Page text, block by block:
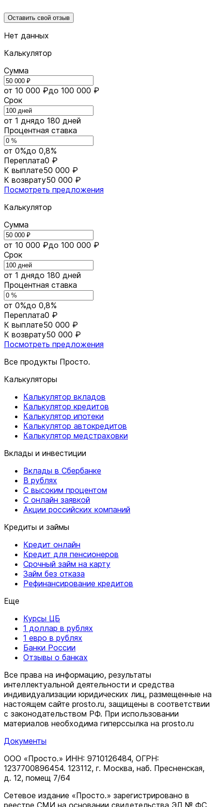
Оставить свой отзыв
Нет данных
Калькулятор
Сумма
от 10 000 ₽до 100 000 ₽
Срок
от 1 днядо 180 дней
Процентная ставка
от 0%до 0,8%
Переплата0 ₽
К выплате50 000 ₽
К возврату50 000 ₽
Посмотреть предложения
Калькулятор
Сумма
от 10 000 ₽до 100 000 ₽
Срок
от 1 днядо 180 дней
Процентная ставка
от 0%до 0,8%
Переплата0 ₽
К выплате50 000 ₽
К возврату50 000 ₽
Посмотреть предложения
Все продукты Просто.
Калькуляторы
Калькулятор вкладов
Калькулятор кредитов
Калькулятор ипотеки
Калькулятор автокредитов
Калькулятор медстраховки
Вклады и инвестиции
Вклады в Сбербанке
В рублях
С высоким процентом
С онлайн заявкой
Акции российских компаний
Кредиты и займы
Кредит онлайн
Кредит для пенсионеров
Срочный займ на карту
Займ без отказа
Рефинансирование кредитов
Еще
Курсы ЦБ
1 доллар в рублях
1 евро в рублях
Банки России
Отзывы о банках
Все права на информацию, результаты
интеллектуальной деятельности и средства
индивидуализации юридических лиц, размещенные на
настоящем сайте prosto.ru, защищены в соответствии
c законодательством РФ. При использовании
материалов необходима гиперссылка на prosto.ru
Документы
ООО «Просто.» ИНН: 9710126484, ОГРН:
1237700896454. 123112, г. Москва, наб. Пресненская,
д. 12, помещ 7/64
Сетевое издание «Просто.» зарегистрировано в
реестре СМИ на основании свидетельства ЭЛ № ФС